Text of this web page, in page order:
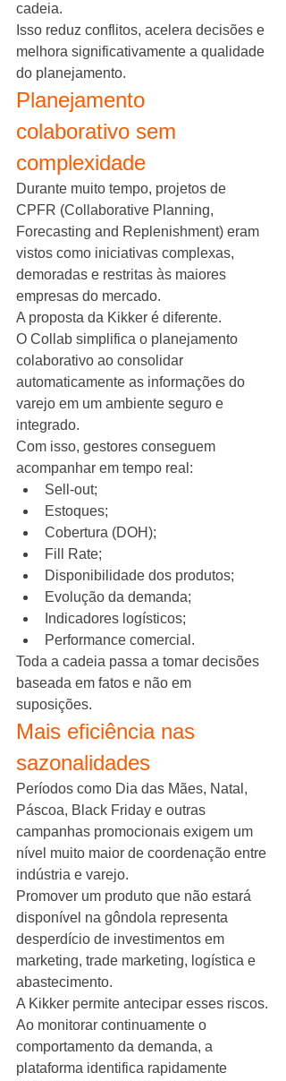
cadeia.
Isso reduz conflitos, acelera decisões e
melhora significativamente a qualidade
do planejamento.
Planejamento
colaborativo sem
complexidade
Durante muito tempo, projetos de
CPFR (Collaborative Planning,
Forecasting and Replenishment) eram
vistos como iniciativas complexas,
demoradas e restritas às maiores
empresas do mercado.
A proposta da Kikker é diferente.
O Collab simplifica o planejamento
colaborativo ao consolidar
automaticamente as informações do
varejo em um ambiente seguro e
integrado.
Com isso, gestores conseguem
acompanhar em tempo real:
Sell-out;
Estoques;
Cobertura (DOH);
Fill Rate;
Disponibilidade dos produtos;
Evolução da demanda;
Indicadores logísticos;
Performance comercial.
Toda a cadeia passa a tomar decisões
baseada em fatos e não em
suposições.
Mais eficiência nas
sazonalidades
Períodos como Dia das Mães, Natal,
Páscoa, Black Friday e outras
campanhas promocionais exigem um
nível muito maior de coordenação entre
indústria e varejo.
Promover um produto que não estará
disponível na gôndola representa
desperdício de investimentos em
marketing, trade marketing, logística e
abastecimento.
A Kikker permite antecipar esses riscos.
Ao monitorar continuamente o
comportamento da demanda, a
plataforma identifica rapidamente